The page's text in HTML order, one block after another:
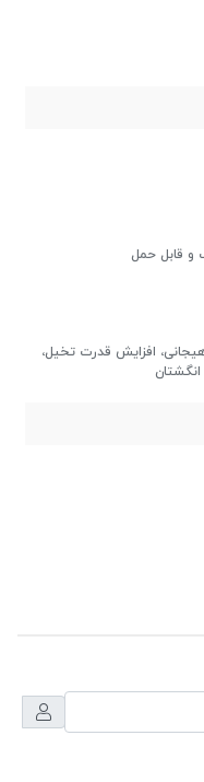
و قابل حمل
افزایش قدرت تخیل،